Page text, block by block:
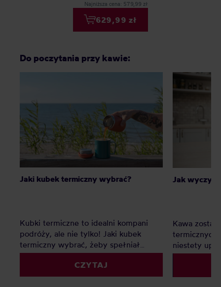
Najniższa cena: 579,99 zł
629,99 zł
Do poczytania przy kawie:
Jaki kubek termiczny wybrać?
Kubki termiczne to idealni kompani
podróży, ale nie tylko! Jaki kubek
termiczny wybrać, żeby spełniał
wszystkie Twoje oczekiwania? Sprawdź
nasz mini-przewodnik po kubkach
termicznych.
CZYTAJ
Jak
Kawa
termicznych
niestety
wyczyścić